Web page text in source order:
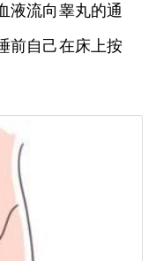
液流向睾丸的通
前自己在床上按